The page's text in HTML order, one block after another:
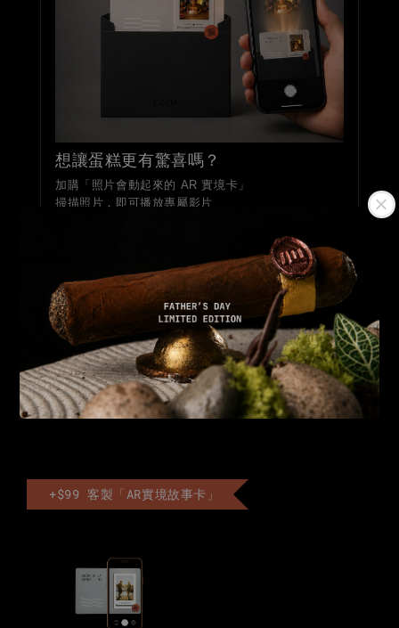
想讓蛋糕更有驚喜嗎？
加購「照片會動起來的 AR 實境卡」
掃描照片，即可播放專屬影片
立即購買
加入購物車
分享
+$99 客製「AR實境故事卡」